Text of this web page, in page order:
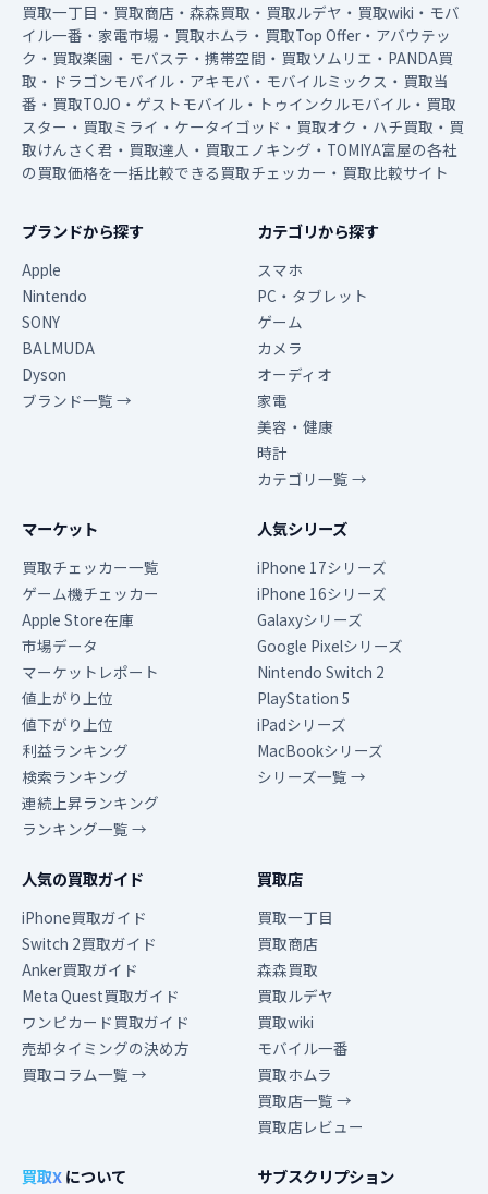
買取一丁目・買取商店・森森買取・買取ルデヤ・買取wiki・モバ
イル一番・家電市場・買取ホムラ・買取Top Offer・アバウテッ
ク・買取楽園・モバステ・携帯空間・買取ソムリエ・PANDA買
取・ドラゴンモバイル・アキモバ・モバイルミックス・買取当
番・買取TOJO・ゲストモバイル・トゥインクルモバイル・買取
スター・買取ミライ・ケータイゴッド・買取オク・ハチ買取・買
取けんさく君・買取達人・買取エノキング・TOMIYA富屋の各社
の買取価格を一括比較できる買取チェッカー・買取比較サイト
ブランドから探す
Apple
Nintendo
SONY
BALMUDA
Dyson
ブランド一覧 →
カテゴリから探す
スマホ
PC・タブレット
ゲーム
カメラ
オーディオ
家電
美容・健康
時計
カテゴリ一覧 →
マーケット
買取チェッカー一覧
ゲーム機チェッカー
Apple Store在庫
市場データ
マーケットレポート
値上がり上位
値下がり上位
利益ランキング
検索ランキング
連続上昇ランキング
ランキング一覧 →
人気シリーズ
iPhone 17シリーズ
iPhone 16シリーズ
Galaxyシリーズ
Google Pixelシリーズ
Nintendo Switch 2
PlayStation 5
iPadシリーズ
MacBookシリーズ
シリーズ一覧 →
人気の買取ガイド
iPhone買取ガイド
Switch 2買取ガイド
Anker買取ガイド
Meta Quest買取ガイド
ワンピカード買取ガイド
売却タイミングの決め方
買取コラム一覧 →
買取店
買取一丁目
買取商店
森森買取
買取ルデヤ
買取wiki
モバイル一番
買取ホムラ
買取店一覧 →
買取店レビュー
買取Xについて サブスクリプション